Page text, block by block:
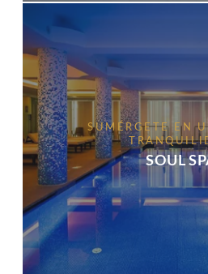
SUMÉRGETE EN
SOUL